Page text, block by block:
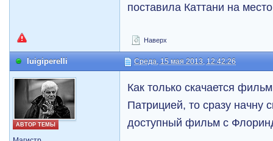
поставила Каттани на
Наверх
luigiperelli Среда, 15 мая 2013, 12:42:26
АВТОР ТЕМЫ
Как только скачается
Патрицией, то сразу начну
доступный фильм с